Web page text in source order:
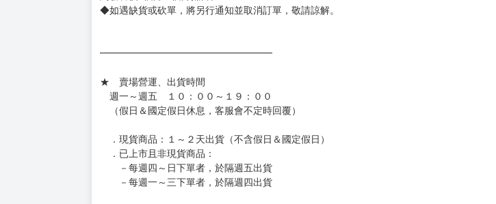
◆如遇缺貨或砍單，將另行通知並取消訂單，敬請諒解。
━━━━━━━━━━━━━━━━━━
★ 賣場營運、出貨時間
週一～週五 １０：００～１９：００
（假日＆國定假日休息，客服會不定時回覆）
．現貨商品：１～２天出貨（不含假日＆國定假日）
．已上市且非現貨商品：
－每週四～日下單者，於隔週五出貨
－每週一～三下單者，於隔週四出貨